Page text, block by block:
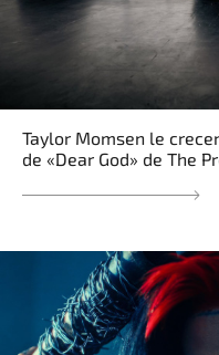
Taylor Momsen le
de «Dear God» de The